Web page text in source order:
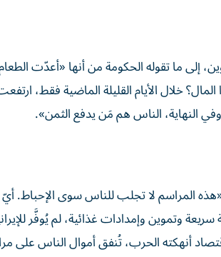
قزوين، إلى ما تقوله الحكومة من أنها «أعدّت
بهذا المال؟ خلال الأيام القليلة الماضية فقط،
فإن «هذه المراسم لا تجلب للناس سوى
وتموين وإمدادات غذائية، لم يُوفَّر
أنهكته الحرب، تُنفق أموال الناس على